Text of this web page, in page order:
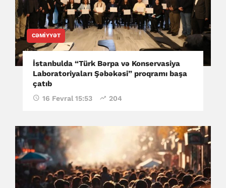
CƏMIYYƏT
İstanbulda “Türk Bərpa və Konservasiya
Laboratoriyaları Şəbəkəsi” proqramı başa
çatıb
16 Fevral 15:53 204